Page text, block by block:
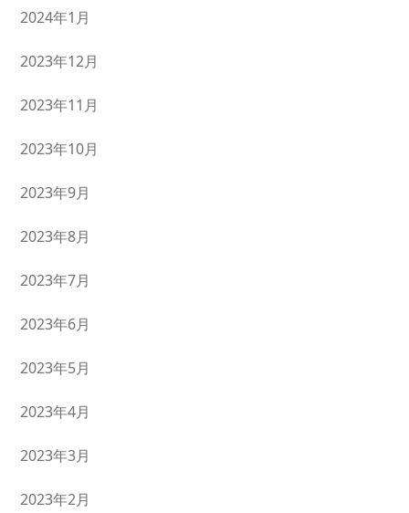
2024年1月
2023年12月
2023年11月
2023年10月
2023年9月
2023年8月
2023年7月
2023年6月
2023年5月
2023年4月
2023年3月
2023年2月